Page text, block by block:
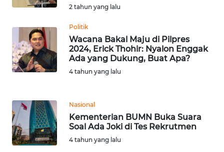
2 tahun yang lalu
Politik
Wacana Bakal Maju di Pilpres
2024, Erick Thohir: Nyalon Enggak
Ada yang Dukung, Buat Apa?
4 tahun yang lalu
Nasional
Kementerian BUMN Buka Suara
Soal Ada Joki di Tes Rekrutmen
4 tahun yang lalu
EDITORIAL
INDEKS
BERITA
KONTAK
KAMI